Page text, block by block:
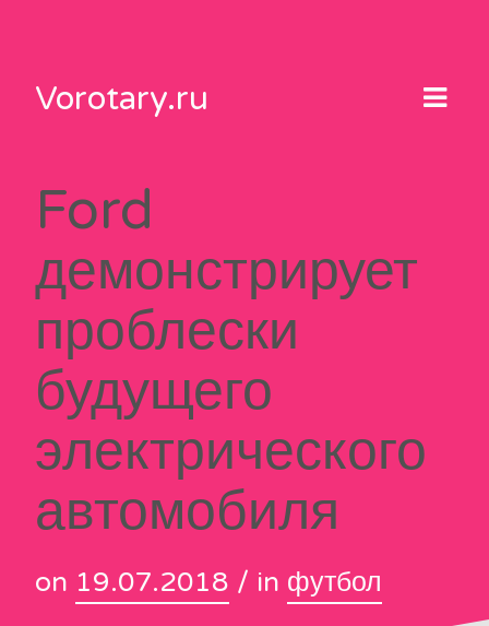
contentVorotary.ru
Ford
демонстрирует
проблески
будущего
электрического
автомобиля
on 19.07.2018 / in футбол